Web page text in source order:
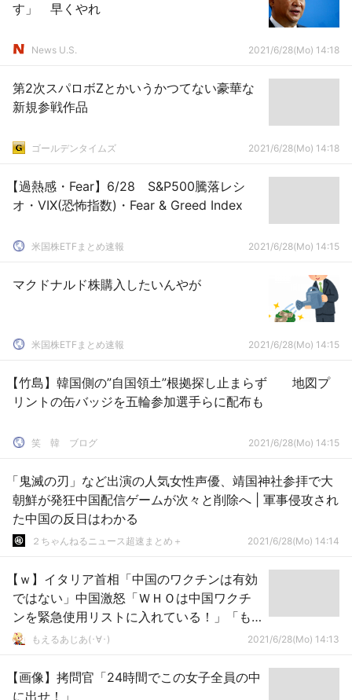
す」 早くやれ
News U.S. 2021/6/28(Mo) 14:18
第2次スパロボZとかいうかつてない豪華な
新規参戦作品
ゴールデンタイムズ 2021/6/28(Mo) 14:18
【過熱感・Fear】6/28 S&P500騰落レシ
オ・VIX(恐怖指数)・Fear & Greed Index
米国株ETFまとめ速報 2021/6/28(Mo) 14:15
マクドナルド株購入したいんやが
米国株ETFまとめ速報 2021/6/28(Mo) 14:15
【竹島】韓国側の”自国領土”根拠探し止まらず 地図プ
リントの缶バッジを五輪参加選手らに配布も
笑 韓 ブログ 2021/6/28(Mo) 14:15
「鬼滅の刃」など出演の人気女性声優、靖国神社参拝で大
朝鮮が発狂中国配信ゲームが次々と削除へ | 軍事侵攻され
た中国の反日はわかる
２ちゃんねるニュース超速まとめ＋ 2021/6/28(Mo) 14:14
【ｗ】イタリア首相「中国のワクチンは有効
ではない」中国激怒「ＷＨＯは中国ワクチ
ンを緊急使用リストに入れている！」「も
っと提供するぞ！」
もえるあじあ(･∀･) 2021/6/28(Mo) 14:13
【画像】拷問官「24時間でこの女子全員の中
に出せ！」